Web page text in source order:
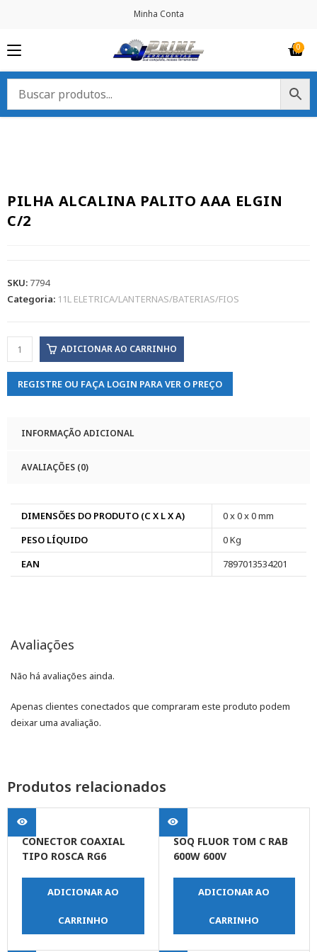
Minha Conta
PILHA ALCALINA PALITO AAA ELGIN
C/2
SKU: 7794
Categoria: 11L ELETRICA/LANTERNAS/BATERIAS/FIOS
ADICIONAR AO CARRINHO
REGISTRE OU FAÇA LOGIN PARA VER O PREÇO
INFORMAÇÃO ADICIONAL
AVALIAÇÕES (0)
DIMENSÕES DO PRODUTO (C X L X A)
0 x 0 x 0 mm
PESO LÍQUIDO
0 Kg
EAN
7897013534201
Avaliações
Não há avaliações ainda.
Apenas clientes conectados que compraram este produto podem
deixar uma avaliação.
Produtos relacionados
CONECTOR COAXIAL
TIPO ROSCA RG6
ADICIONAR AO
CARRINHO
SOQ FLUOR TOM C RAB
600W 600V
ADICIONAR AO
CARRINHO